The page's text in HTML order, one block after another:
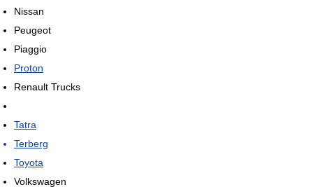
Nissan
Peugeot
Piaggio
Proton
Renault Trucks
Tatra
Terberg
Toyota
Volkswagen